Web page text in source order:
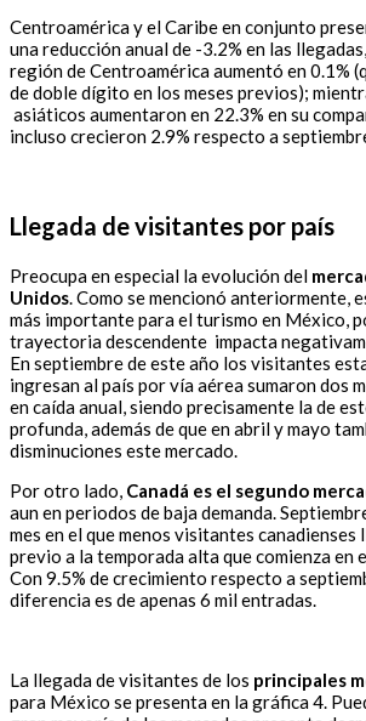
Centroamérica y el Caribe en conjunto
una reducción anual de -3.2% en las
región de Centroamérica aumentó en 0.1%
de doble dígito en los meses previos);
asiáticos aumentaron en 22.3% en su
incluso crecieron 2.9% respecto a
Llegada de visitantes por país
Preocupa en especial la evolución del
Unidos. Como se mencionó anteriormente,
más importante para el turismo en México,
trayectoria descendente impacta
En septiembre de este año los visitantes
ingresan al país por vía aérea sumaron dos
en caída anual, siendo precisamente la de
profunda, además de que en abril y mayo
disminuciones este mercado.
Por otro lado, Canadá es el segundo
aun en periodos de baja demanda.
mes en el que menos visitantes canadienses
previo a la temporada alta que comienza en
Con 9.5% de crecimiento respecto a
diferencia es de apenas 6 mil entradas.
La llegada de visitantes de los principales
para México se presenta en la gráfica 4.